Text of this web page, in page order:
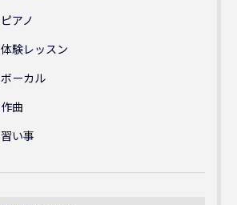
ピアノ
体験レッスン
ボーカル
作曲
習い事